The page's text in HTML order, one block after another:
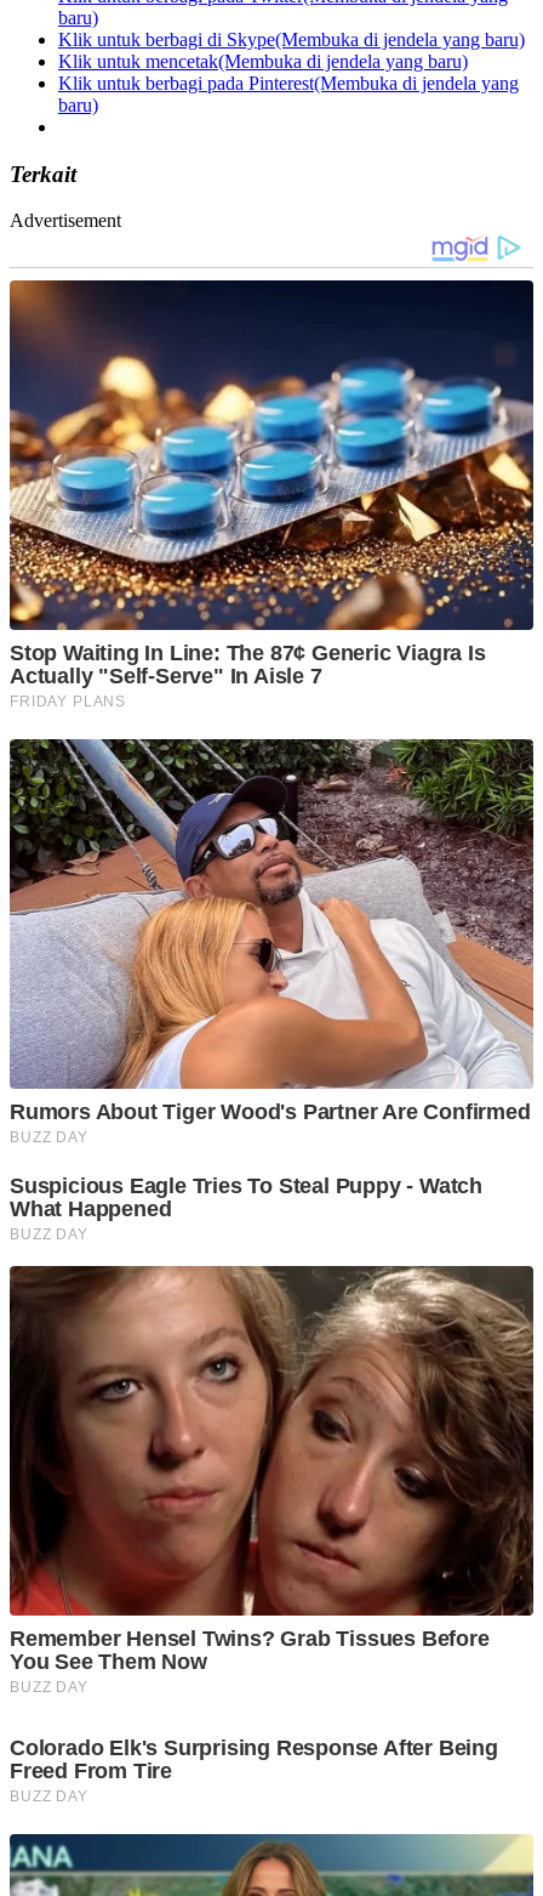
baru)
Klik untuk berbagi di Skype(Membuka di jendela yang baru)
Klik untuk mencetak(Membuka di jendela yang baru)
Klik untuk berbagi pada Pinterest(Membuka di jendela yang
baru)
Terkait
Advertisement